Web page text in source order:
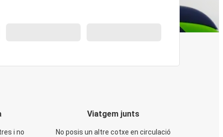
i no
Viatgem junts
No posis un altre cotxe en circulació